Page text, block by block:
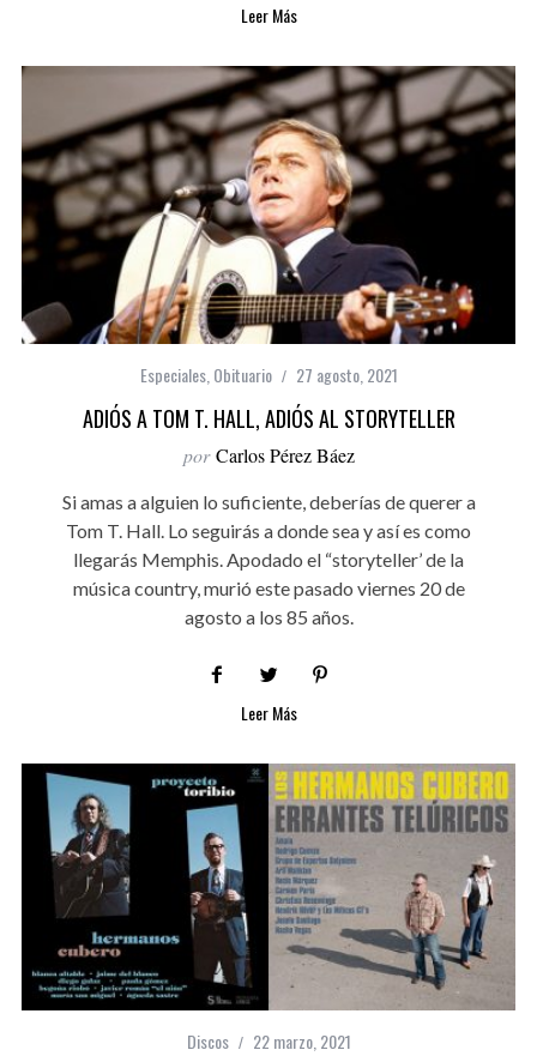
Leer Más
Especiales, Obituario 27 agosto, 2021
ADIÓS A TOM T. HALL, ADIÓS AL STORYTELLER
por Carlos Pérez Báez
Si amas a alguien lo suficiente, deberías de querer a
Tom T. Hall. Lo seguirás a donde sea y así es como
llegarás Memphis. Apodado el “storyteller’ de la
música country, murió este pasado viernes 20 de
agosto a los 85 años.
Leer Más
Discos 22 marzo, 2021